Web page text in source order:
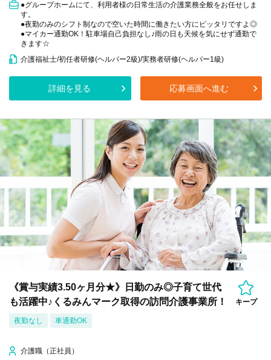
●グループホームにて、利用者様の日常生活の介護業務全般をお任せしま
す。
●夜勤のみのシフト制なので空いた時間に働きたい方にピッタリですよ◎
●マイカー通勤OK！駐車場自己負担なし♪雨の日も天候を気にせず通勤で
きます☆
介護福祉士/初任者研修(ヘルパー2級)/実務者研修(ヘルパー1級)
詳細を見る 応募画面へ進む
《賞与実績3.50ヶ月分★》日勤のみ◎子育て世代
も活躍中♪くるみんマーク取得の訪問介護事業所！
キープ
夜勤なし 車通勤OK
介護職（正社員）